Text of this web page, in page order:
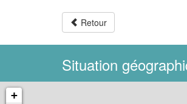
Retour
Situation
+